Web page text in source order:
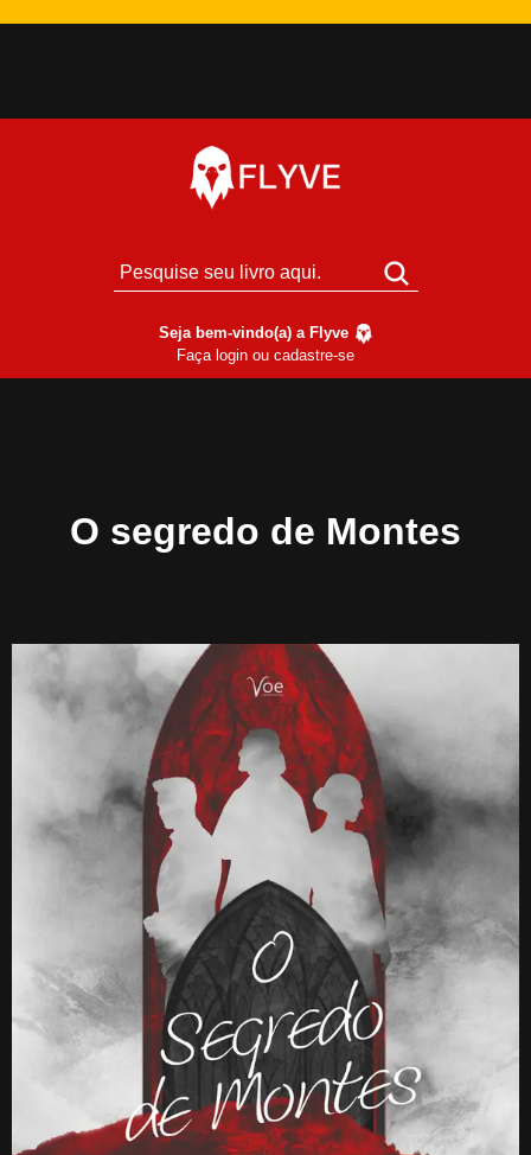
Seja bem-vindo(a) a Flyve
Faça login ou cadastre-se
O segredo de Montes